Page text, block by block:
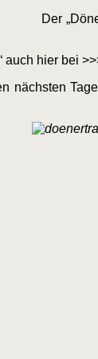
Der
auch hier bei
nächsten